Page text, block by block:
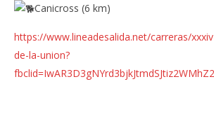
Canicross (6 km)
https://www.lineadesalida.net/carreras/
de-la-union?